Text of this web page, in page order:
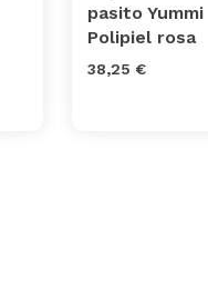
pasito Yummi
Polipiel rosa
38,25 €